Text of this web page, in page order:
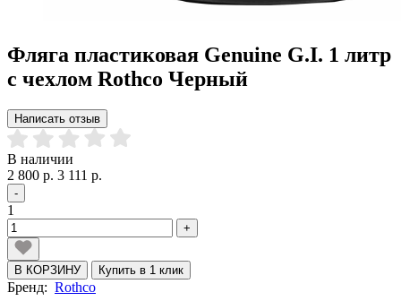
Фляга пластиковая Genuine G.I. 1 литр
с чехлом Rothco Черный
Написать отзыв
В наличии
2 800 р. 3 111 р.
-
1
+
В КОРЗИНУ Купить в 1 клик
Бренд: Rothco